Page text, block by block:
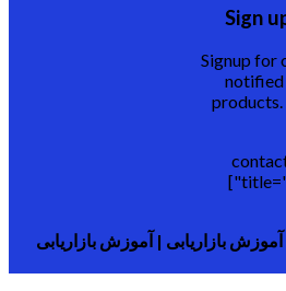
Sign
Signup for
notified
products.
بازاریابی | آموزش بازاریابی